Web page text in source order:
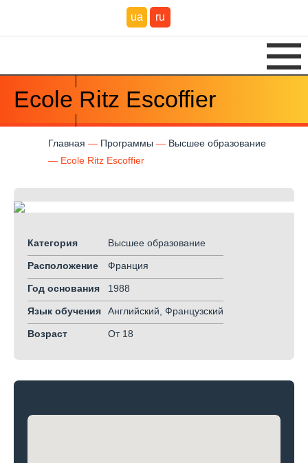
ua ru
Ecole Ritz Escoffier
Главная Программы
Высшее образование
Ecole Ritz Escoffier
Категория Высшее образование
Расположение Франция
Год основания 1988
Язык обучения Английский, Французский
Возраст От 18